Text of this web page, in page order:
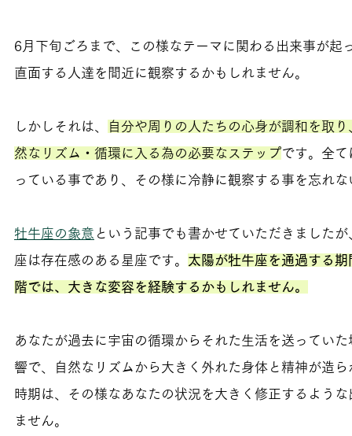
6月下旬ごろまで、この様なテーマに関わる出来事が起
直面する人達を間近に観察するかもしれません。
しかしそれは、
自分や周りの人たちの心身が調和を取
然なリズム・循環に入る為の必要なステップです。全
っている事であり、その様に冷静に観察する事を忘れ
牡牛座の象意 という記事でも書かせていただきました
座は存在感のある星座です。 太陽が牡牛座を通過する
階では、大きな変容を経験するかもしれません。
あなたが過去に宇宙の循環からそれた生活を送ってい
響で、自然なリズムから大きく外れた身体と精神が造
時期は、その様なあなたの状況を大きく修正するよう
ません。